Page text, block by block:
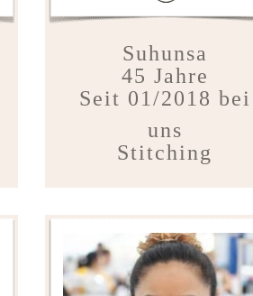
Suhunsa
45 Jahre
Seit 01/2018 bei
uns
Stitching